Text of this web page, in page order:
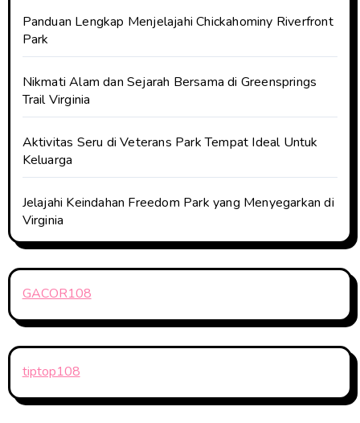
Panduan Lengkap Menjelajahi Chickahominy Riverfront
Park
Nikmati Alam dan Sejarah Bersama di Greensprings
Trail Virginia
Aktivitas Seru di Veterans Park Tempat Ideal Untuk
Keluarga
Jelajahi Keindahan Freedom Park yang Menyegarkan di
Virginia
GACOR108
tiptop108